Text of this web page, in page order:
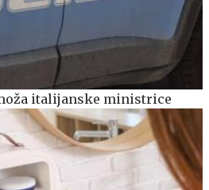
italijanske ministrice